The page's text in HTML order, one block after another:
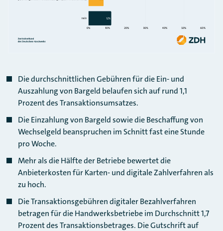
Die durchschnittlichen Gebühren für die Ein- und
Auszahlung von Bargeld belaufen sich auf rund 1,1
Prozent des Transaktionsumsatzes.
Die Einzahlung von Bargeld sowie die Beschaffung von
Wechselgeld beanspruchen im Schnitt fast eine Stunde
pro Woche.
Mehr als die Hälfte der Betriebe bewertet die
Anbieterkosten für Karten- und digitale Zahlverfahren als
zu hoch.
Die Transaktionsgebühren digitaler Bezahlverfahren
betragen für die Handwerksbetriebe im Durchschnitt 1,7
Prozent des Transaktionsbetrages. Die Gutschrift auf